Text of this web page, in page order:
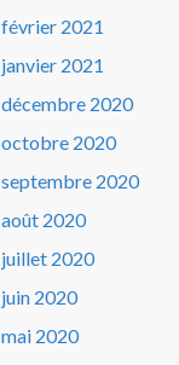
février 2021
janvier 2021
décembre 2020
octobre 2020
septembre 2020
août 2020
juillet 2020
juin 2020
mai 2020